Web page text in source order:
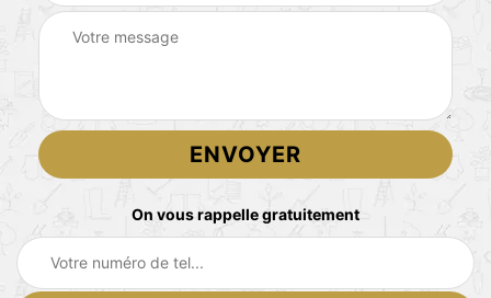
On vous rappelle gratuitement